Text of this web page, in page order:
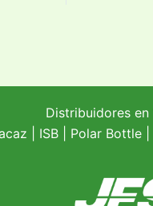
Distribuidores
| ISB | Polar Bottle|